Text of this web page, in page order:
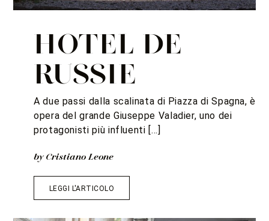
HOTEL DE
RUSSIE
A due passi dalla scalinata di Piazza di Spagna, è
opera del grande Giuseppe Valadier, uno dei
protagonisti più influenti […]
by Cristiano Leone
LEGGI L'ARTICOLO